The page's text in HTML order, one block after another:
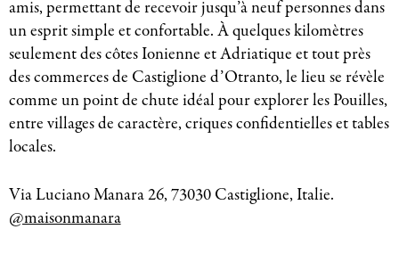
amis, permettant de recevoir jusqu’à neuf personnes dans
un esprit simple et confortable. À quelques kilomètres
seulement des côtes Ionienne et Adriatique et tout près
des commerces de Castiglione d’Otranto, le lieu se révèle
comme un point de chute idéal pour explorer les Pouilles,
entre villages de caractère, criques confidentielles et tables
locales.
Via Luciano Manara 26, 73030 Castiglione, Italie.
@maisonmanara